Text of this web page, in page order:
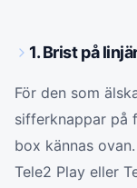
1. Brist på
För den som
sifferknappar på
box kännas
Tele2 Play eller